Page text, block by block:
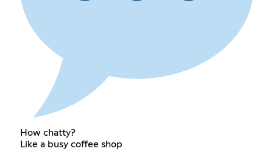
How chatty?
Like a busy coffee shop